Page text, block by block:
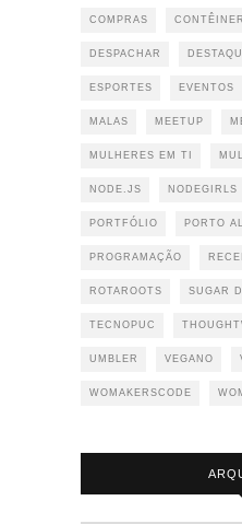
COMPRAS
DESPACHAR
ESPORTES EVENTOS
MALAS MEETUP
MULHERES EM TI
NODE.JS NODEGIRLS
PORTFÓLIO PORTO
PROGRAMAÇÃO
ROTAROOTS SUGAR
TECNOPUC
UMBLER VEGANO
WOMAKERSCODE